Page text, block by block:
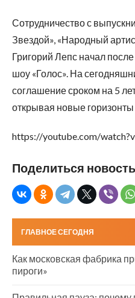
Сотрудничество с
Звездой», «Народный
Григорий Лепс начал
шоу «Голос». На
соглашение сроком на 5
открывая новые
https://youtube.com/
Поделиться
ГЛАВНОЕ СЕГОДНЯ
Как московская фабрика
пироги»